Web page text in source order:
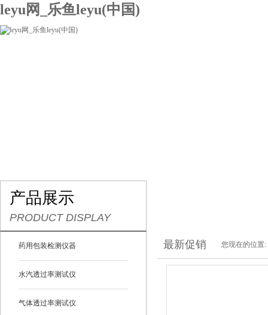
leyu网_乐鱼leyu(中国)
产品展示
PRODUCT DISPLAY
药用包装检测仪器
水汽透过率测试仪
气体透过率测试仪
最新促销 您现在的位置: